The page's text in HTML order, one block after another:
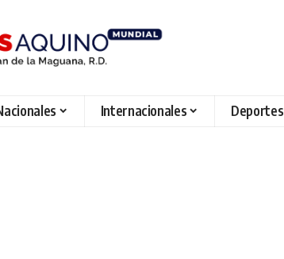
Internacionales Deportes